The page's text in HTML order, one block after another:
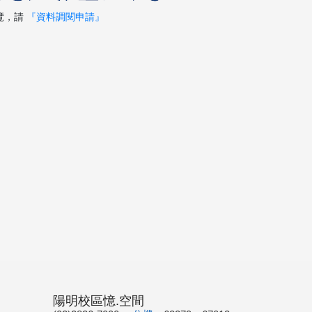
，請 『資料調閱申請』
陽明校區憶.空間